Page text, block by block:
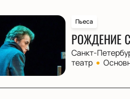
Пьеса
РОЖДЕНИЕ
Санкт-
театр